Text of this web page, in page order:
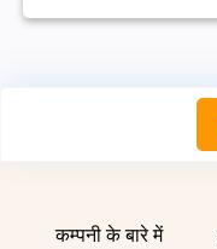
कम्पनी के बारे में